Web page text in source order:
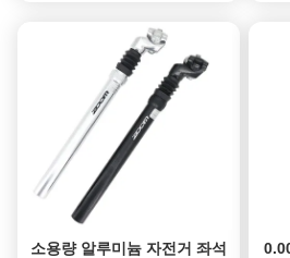
소용량 알루미늄 자전거 좌석